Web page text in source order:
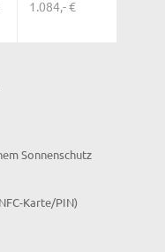
1.084,- €
Sonnenschutz
Karte/PIN)